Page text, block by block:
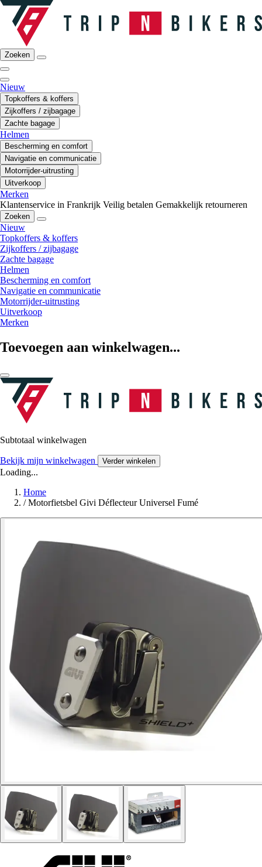
Zoeken
Nieuw
Topkoffers & koffers
Zijkoffers / zijbagage
Zachte bagage
Helmen
Bescherming en comfort
Navigatie en communicatie
Motorrijder-uitrusting
Uitverkoop
Merken
Klantenservice in Frankrijk Veilig betalen Gemakkelijk retourneren
Zoeken
Nieuw
Topkoffers & koffers
Zijkoffers / zijbagage
Zachte bagage
Helmen
Bescherming en comfort
Navigatie en communicatie
Motorrijder-uitrusting
Uitverkoop
Merken
Toevoegen aan winkelwagen...
Subtotaal winkelwagen
Bekijk mijn winkelwagen Verder winkelen
Loading...
Home
/ Motorfietsbel Givi Déflecteur Universel Fumé